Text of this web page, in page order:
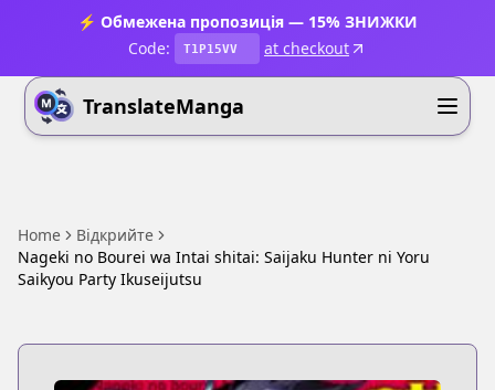
⚡ Обмежена пропозиція — 15% ЗНИЖКИ
Code:
T1P15VV at checkout
TranslateManga
Home
Відкрийте
Nageki no Bourei wa Intai shitai: Saijaku Hunter ni Yoru
Saikyou Party Ikuseijutsu